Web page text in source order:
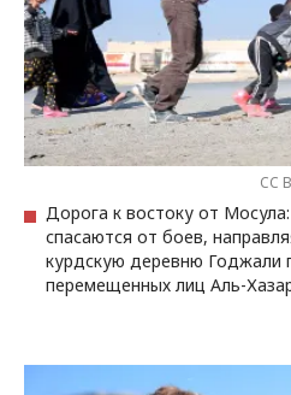
CC
Дорога к востоку от
спасаются от боев,
курдскую деревню Годжали
перемещенных лиц Аль-